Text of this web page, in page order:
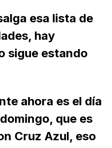
esa lista de
hay
sigue estando
ahora es el día
que es
Cruz Azul, eso